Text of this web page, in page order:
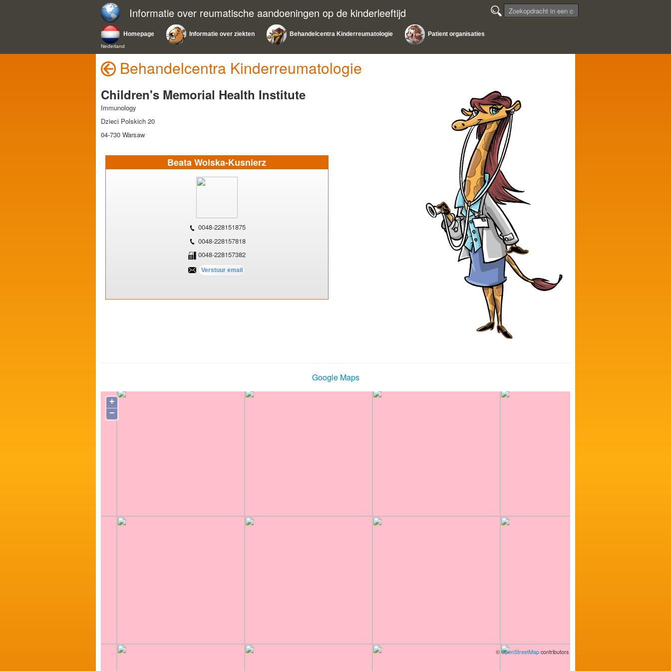
Informatie over reumatische aandoeningen op de kinderleeftijd
Homepage
Nederland
Informatie over ziekten Behandelcentra Kinderreumatologie Patient organisaties
Behandelcentra Kinderreumatologie
Children's Memorial Health Institute
Immunology
Dzieci Polskich 20
04-730 Warsaw
Beata Wolska-Kusnierz
0048-228151875
0048-228157818
0048-228157382
Google Maps
+
−
© OpenStreetMap contributors